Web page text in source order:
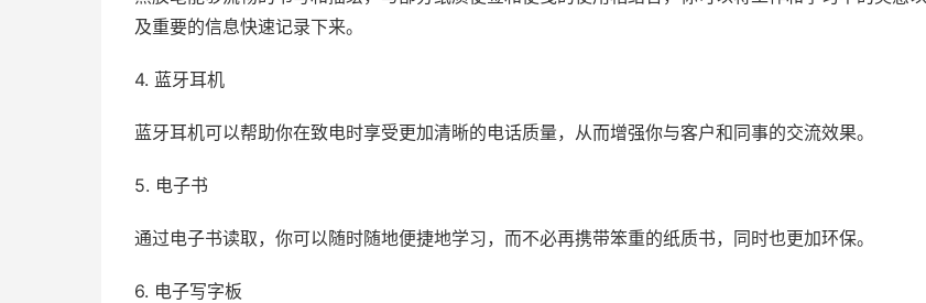
及重要的信息快速记录下来。
4. 蓝牙耳机
蓝牙耳机可以帮助你在致电时享受更加清晰的电话质量，从而增强你与客户和同事的交流效果。
5. 电子书
通过电子书读取，你可以随时随地便捷地学习，而不必再携带笨重的纸质书，同时也更加环保。
6. 电子写字板